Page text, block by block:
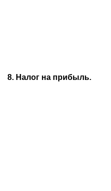
8. Налог на прибыль.